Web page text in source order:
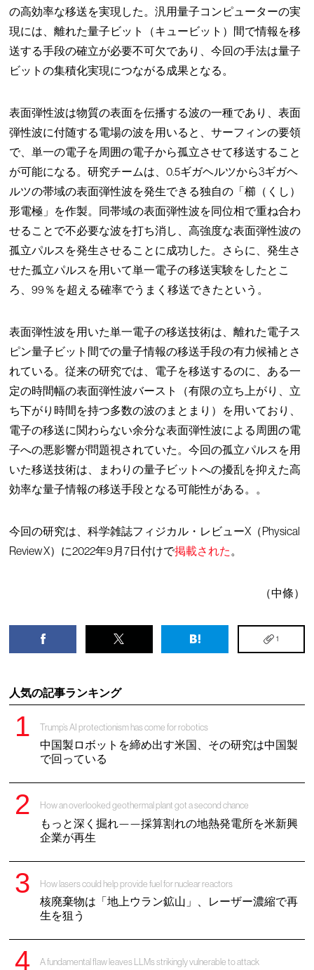
の高効率な移送を実現した。汎用量子コンピューターの実
現には、離れた量子ビット（キュービット）間で情報を移
送する手段の確立が必要不可欠であり、今回の手法は量子
ビットの集積化実現につながる成果となる。
表面弾性波は物質の表面を伝播する波の一種であり、表面
弾性波に付随する電場の波を用いると、サーフィンの要領
で、単一の電子を周囲の電子から孤立させて移送すること
が可能になる。研究チームは、0.5ギガヘルツから3ギガヘ
ルツの帯域の表面弾性波を発生できる独自の「櫛（くし）
形電極」を作製。同帯域の表面弾性波を同位相で重ね合わ
せることで不必要な波を打ち消し、高強度な表面弾性波の
孤立パルスを発生させることに成功した。さらに、発生さ
せた孤立パルスを用いて単一電子の移送実験をしたとこ
ろ、99％を超える確率でうまく移送できたという。
表面弾性波を用いた単一電子の移送技術は、離れた電子ス
ピン量子ビット間での量子情報の移送手段の有力候補とさ
れている。従来の研究では、電子を移送するのに、ある一
定の時間幅の表面弾性波バースト（有限の立ち上がり、立
ち下がり時間を持つ多数の波のまとまり）を用いており、
電子の移送に関わらない余分な表面弾性波による周囲の電
子への悪影響が問題視されていた。今回の孤立パルスを用
いた移送技術は、まわりの量子ビットへの擾乱を抑えた高
効率な量子情報の移送手段となる可能性がある。。
今回の研究は、科学雑誌フィジカル・レビューX（Physical
Review X）に2022年9月7日付けで掲載された 。
（中條）
1
人気の記事ランキング
Trump’s AI protectionism has come for robotics
中国製ロボットを締め出す米国、その研究は中国製
で回っている
How an overlooked geothermal plant got a second chance
もっと深く掘れ——採算割れの地熱発電所を米新興
企業が再生
How lasers could help provide fuel for nuclear reactors
核廃棄物は「地上ウラン鉱山」、レーザー濃縮で再
生を狙う
A fundamental flaw leaves LLMs strikingly vulnerable to attack